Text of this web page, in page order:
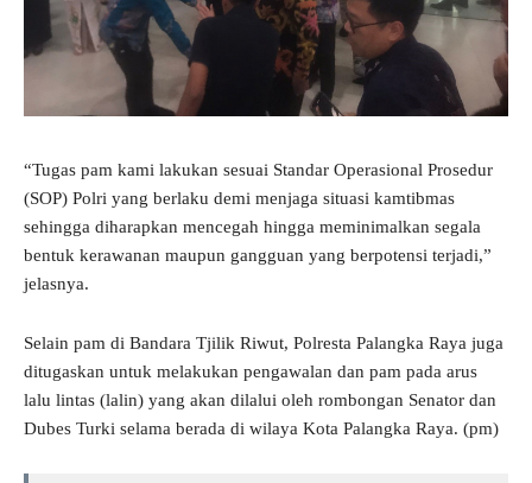
“Tugas pam kami lakukan sesuai Standar Operasional Prosedur
(SOP) Polri yang berlaku demi menjaga situasi kamtibmas
sehingga diharapkan mencegah hingga meminimalkan segala
bentuk kerawanan maupun gangguan yang berpotensi terjadi,”
jelasnya.
Selain pam di Bandara Tjilik Riwut, Polresta Palangka Raya juga
ditugaskan untuk melakukan pengawalan dan pam pada arus
lalu lintas (lalin) yang akan dilalui oleh rombongan Senator dan
Dubes Turki selama berada di wilaya Kota Palangka Raya. (pm)